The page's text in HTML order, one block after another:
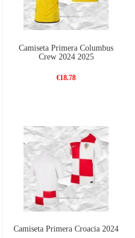
Camiseta Primera Columbus
Crew 2024 2025
€18.78
Camiseta Primera Croacia 2024